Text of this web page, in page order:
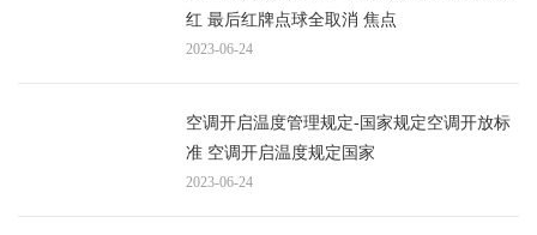
红 最后红牌点球全取消 焦点
2023-06-24
空调开启温度管理规定-国家规定空调开放标
准 空调开启温度规定国家
2023-06-24